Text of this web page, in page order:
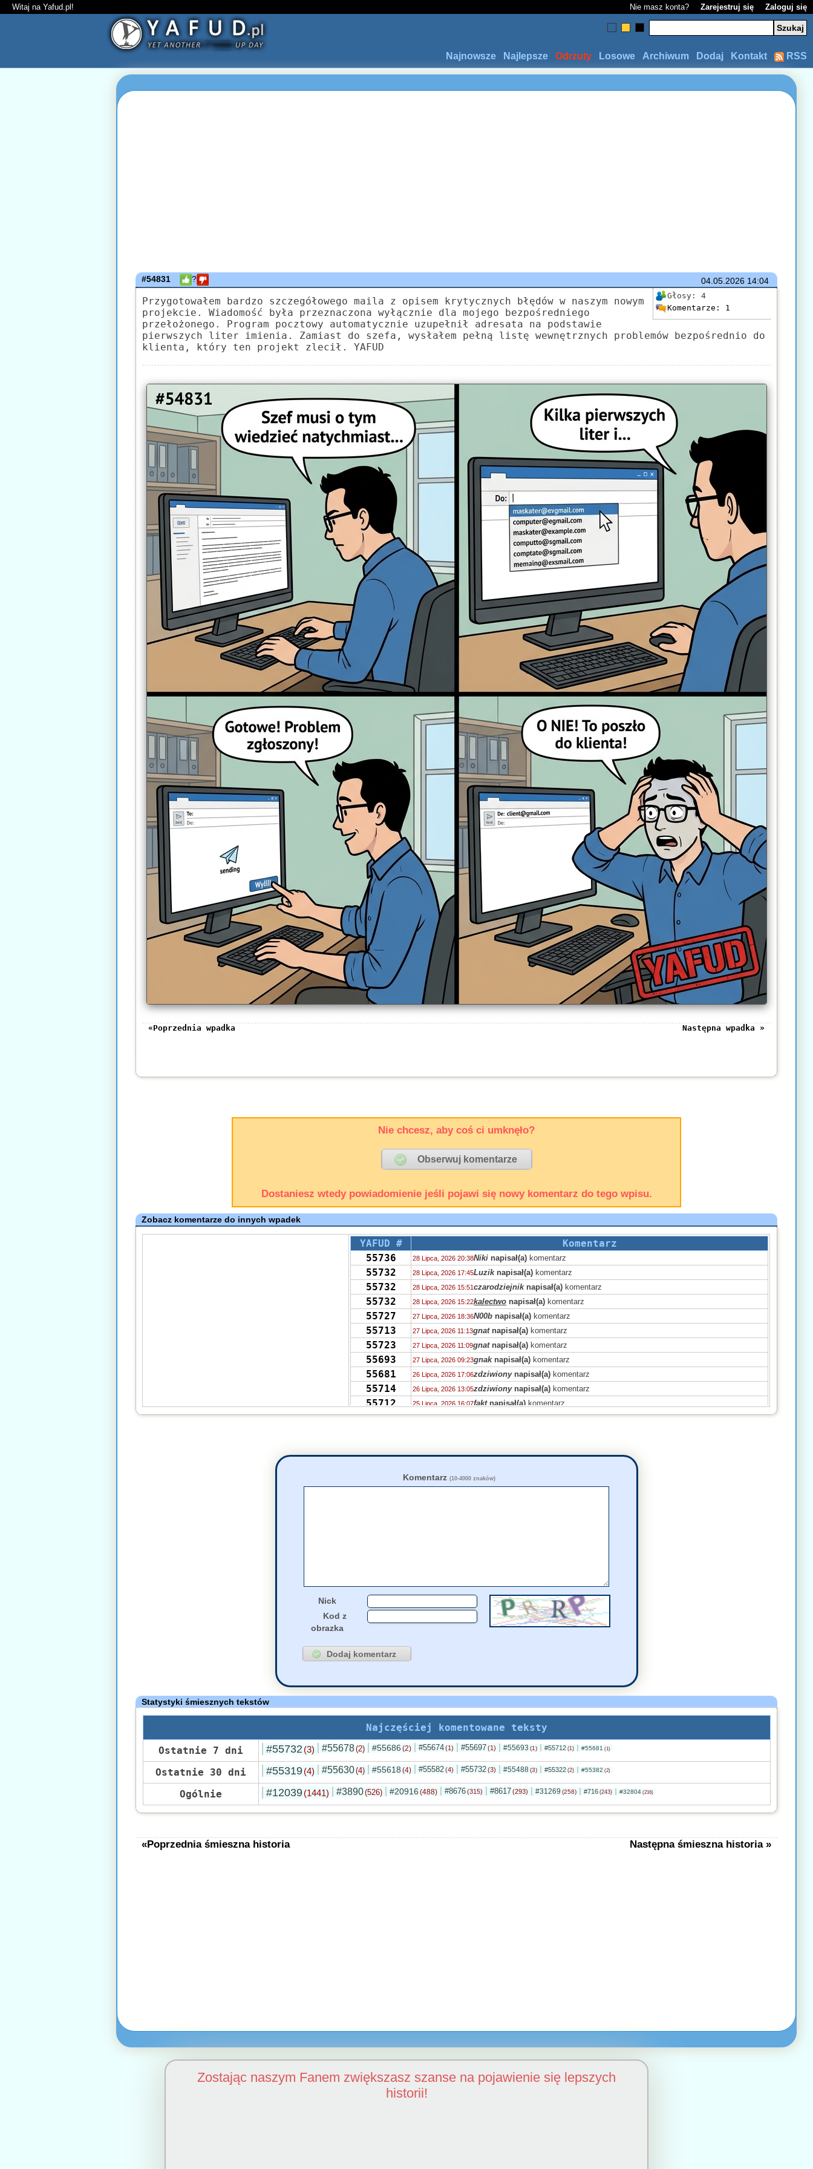
Witaj na Yafud.pl! Nie masz konta? Zarejestruj się Zaloguj się
RSS
Kontakt
Dodaj
Archiwum
Losowe
Odrzuty
Najlepsze
Najnowsze
04.05.202614:04
#54831 ?
Głosy: 4
Komentarze: 1
Przygotowałem bardzo szczegółowego maila z opisem krytycznych błędów w naszym nowym
projekcie. Wiadomość była przeznaczona wyłącznie dla mojego bezpośredniego
przełożonego. Program pocztowy automatycznie uzupełnił adresata na podstawie
pierwszych liter imienia. Zamiast do szefa, wysłałem pełną listę wewnętrznych problemów bezpośrednio do
klienta, który ten projekt zlecił. YAFUD
«Poprzednia wpadka Następna wpadka »
Nie chcesz, aby coś ci umknęło?
Dostaniesz wtedy powiadomienie jeśli pojawi się nowy komentarz do tego wpisu.
Zobacz komentarze do innych wpadek
YAFUD #
Komentarz
55736
28 Lipca, 2026 20:38Niki napisał(a) komentarz
55732 28 Lipca, 2026 17:45Luziknapisał(a) komentarz
55732 28 Lipca, 2026 15:51czarodziejniknapisał(a) komentarz
55732 28 Lipca, 2026 15:22kalectwo napisał(a) komentarz
55727 27 Lipca, 2026 18:36N00b napisał(a) komentarz
55713 27 Lipca, 2026 11:13gnatnapisał(a) komentarz
55723 27 Lipca, 2026 11:09gnatnapisał(a) komentarz
55693 27 Lipca, 2026 09:23gnaknapisał(a) komentarz
55681 26 Lipca, 2026 17:06zdziwionynapisał(a) komentarz
55714 26 Lipca, 2026 13:05zdziwionynapisał(a) komentarz
55712 25 Lipca, 2026 16:07faktnapisał(a) komentarz
55674 24 Lipca, 2026 22:11zdziwionynapisał(a)komentarz
23 Lipca, 2026 05:31KRPH
55668
Komentarz (10-4000 znaków)
Nick
Kod z
obrazka
Statystyki śmiesznych tekstów
Najczęściej komentowane teksty
Ostatnie 7 dni
#55732 (3) #55678(2) #55686 (2) #55674 (1) #55697 (1) #55693 (1) #55712 (1) #55681 (1)
Ostatnie 30 dni #55319 (4) #55630(4) #55618 (4) #55582 (4) #55732 (3) #55488 (3) #55322 (2) #55382 (2)
Ogólnie #12039 (1441) #3890(526) #20916 (488) #8676 (315) #8617 (293) #31269 (258) #716 (243) #32804 (216)
«Poprzednia śmieszna historia Następna śmieszna historia »
Zostając naszym Fanem zwiększasz szanse na pojawienie się lepszych
historii!